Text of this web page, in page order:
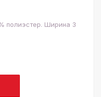
полиэстер. Ширина 3